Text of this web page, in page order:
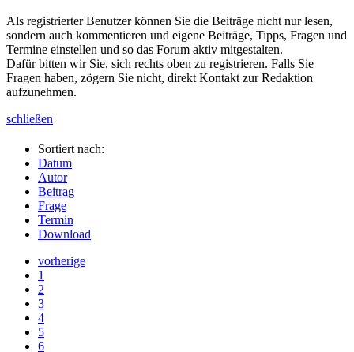
Als registrierter Benutzer können Sie die Beiträge nicht nur lesen,
sondern auch kommentieren und eigene Beiträge, Tipps, Fragen und
Termine einstellen und so das Forum aktiv mitgestalten.
Dafür bitten wir Sie, sich rechts oben zu registrieren. Falls Sie
Fragen haben, zögern Sie nicht, direkt Kontakt zur Redaktion
aufzunehmen.
schließen
Sortiert nach:
Datum
Autor
Beitrag
Frage
Termin
Download
vorherige
1
2
3
4
5
6